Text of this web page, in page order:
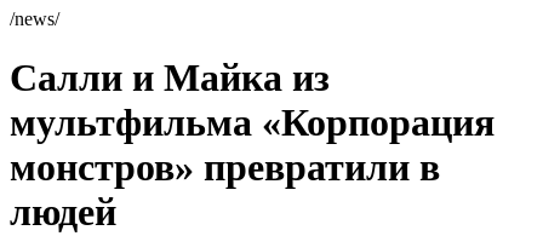
/news/
Салли и Майка из
мультфильма «Корпорация
монстров» превратили в
людей